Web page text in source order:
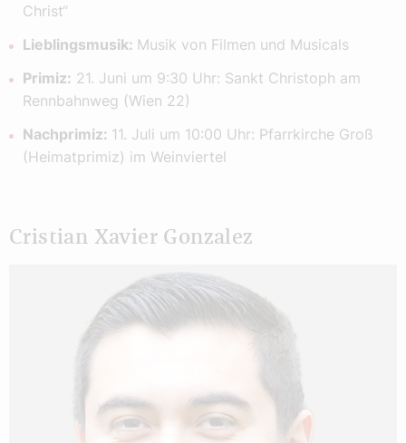
Christ“
Lieblingsmusik: Musik von Filmen und Musicals
Primiz: 21. Juni um 9:30 Uhr: Sankt Christoph am
Rennbahnweg (Wien 22)
Nachprimiz: 11. Juli um 10:00 Uhr: Pfarrkirche Groß
(Heimatprimiz) im Weinviertel
Cristian Xavier Gonzalez